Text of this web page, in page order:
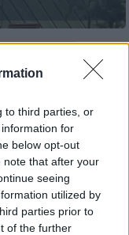
to third parties, or
for
below opt-out
note that after your
seeing
utilized by
parties prior to
of the further
σε σπίτι
αλλά
διαφυγής.
και
μια
του